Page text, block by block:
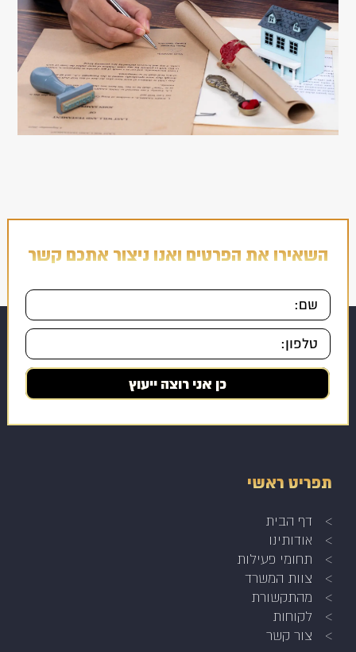
השאירו את הפרטים ואנו ניצור אתכם קשר
תפריט ראשי
דף הבית
אודותינו
תחומי פעילות
צוות המשרד
מהתקשורת
לקוחות
צור קשר